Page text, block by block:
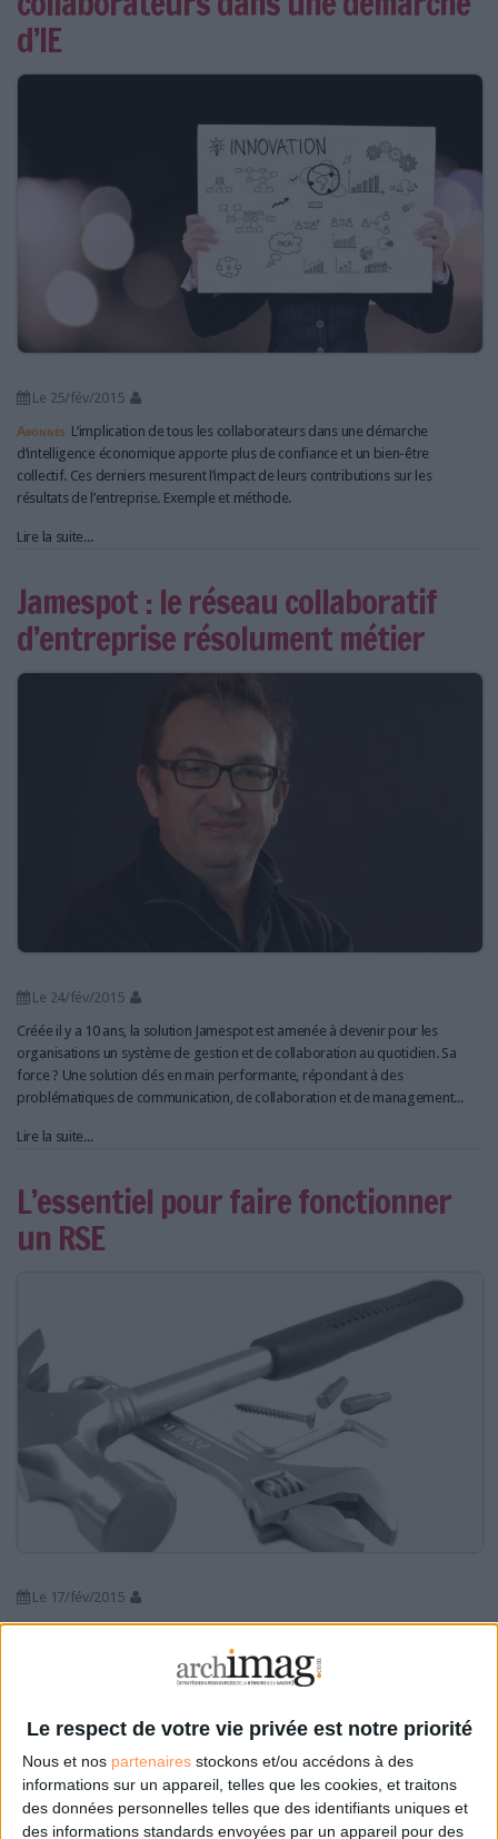
Le respect de votre vie privée est notre priorité
Nous et nos partenaires stockons et/ou accédons à des
informations sur un appareil, telles que les cookies, et traitons
des données personnelles telles que des identifiants uniques et
des informations standards envoyées par un appareil pour des
d’IE
Le 25/fév/2015
Abonnés L’implication de tous les collaborateurs dans une démarche
d’intelligence économique apporte plus de confiance et un bien-être
collectif. Ces derniers mesurent l’impact de leurs contributions sur les
résultats de l’entreprise. Exemple et méthode.
Lire la suite...
Jamespot : le réseau collaboratif
d’entreprise résolument métier
Le 24/fév/2015
Créée il y a 10 ans, la solution Jamespot est amenée à devenir pour les
organisations un système de gestion et de collaboration au quotidien. Sa
force ? Une solution clés en main performante, répondant à des
problématiques de communication, de collaboration et de management...
Lire la suite...
L’essentiel pour faire fonctionner
un RSE
Le 17/fév/2015
AbonnésRares seraient les réussites en matière de réseaux sociaux
d’entreprise ? L’étude de différents projets montre pourtant que des leviers
existent et qu’ils dépassent le cadre d’explications habituellement admises.
Les RSE qui réussissent vus par
cinq éditeurs